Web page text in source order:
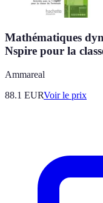
Mathématiques
Nspire pour la
Ammareal
88.1 EURVoir le prix